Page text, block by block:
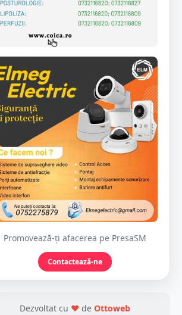
Promovează-ți afacerea pe PresaSM
Contactează-ne
Dezvoltat cu ❤ de Ottoweb